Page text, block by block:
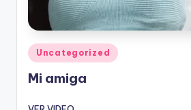
Publicado
en
Uncategorized
Mi amiga